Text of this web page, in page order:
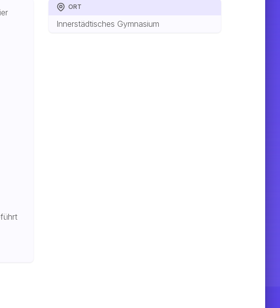
ORT
Innerstädtisches Gymnasium